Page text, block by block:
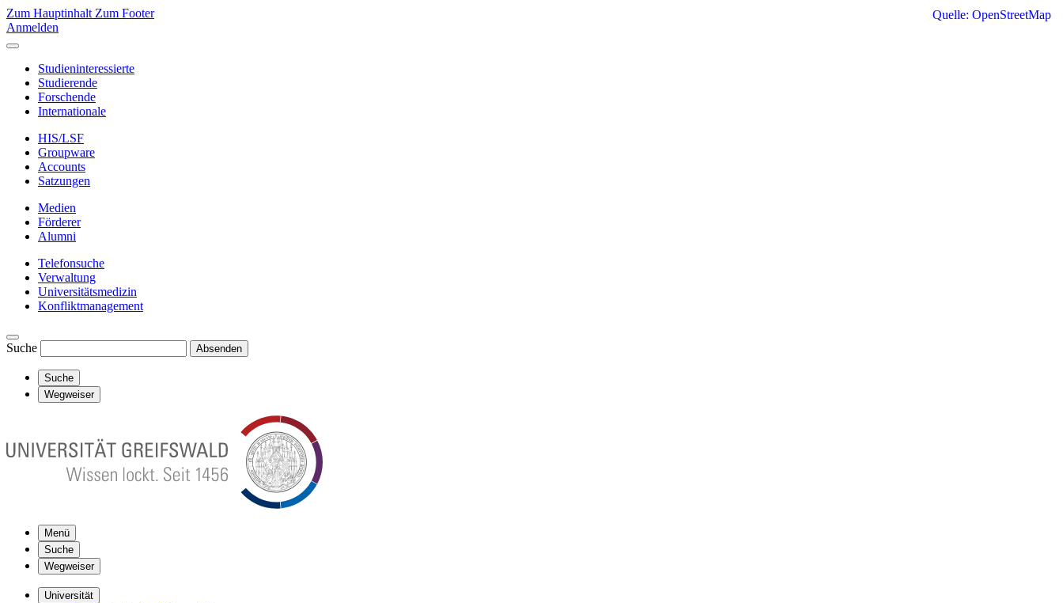
Zum Hauptinhalt Zum Footer
Anmelden
Studieninteressierte
Studierende
Forschende
Internationale
HIS/LSF
Groupware
Accounts
Satzungen
Medien
Förderer
Alumni
Telefonsuche
Verwaltung
Universitätsmedizin
Konfliktmanagement
Suche Absenden
Suche
Wegweiser
Menü
Suche
Wegweiser
Universität
Quelle: OpenStreetMap